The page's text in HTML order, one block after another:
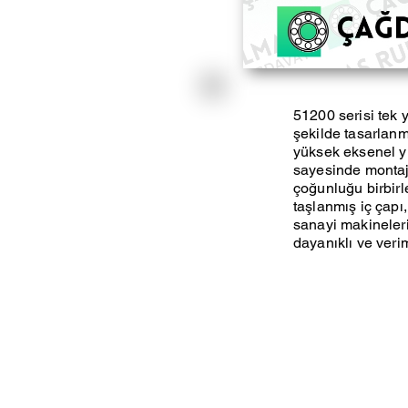
51200 serisi tek
şekilde
yüksek eksenel
sayesinde
çoğunluğu
taşlanmış iç
sanayi
dayanıklı ve